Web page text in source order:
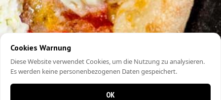
Cookies Warnung
Diese Website verwendet Cookies, um die Nutzung zu analysieren.
Es werden keine personenbezogenen Daten gespeichert.
OK